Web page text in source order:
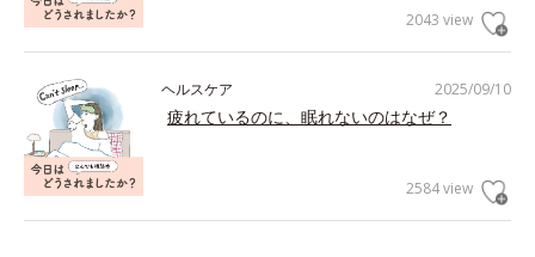
2043 view
2025/09/10
ヘルスケア
疲れているのに、眠れないのはなぜ？
2584 view